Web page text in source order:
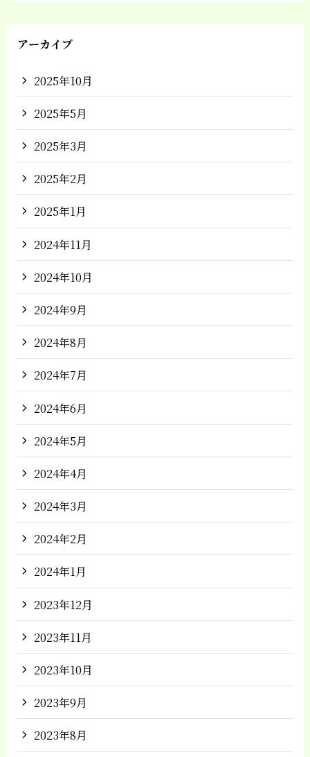
アーカイブ
2025年10月
2025年5月
2025年3月
2025年2月
2025年1月
2024年11月
2024年10月
2024年9月
2024年8月
2024年7月
2024年6月
2024年5月
2024年4月
2024年3月
2024年2月
2024年1月
2023年12月
2023年11月
2023年10月
2023年9月
2023年8月